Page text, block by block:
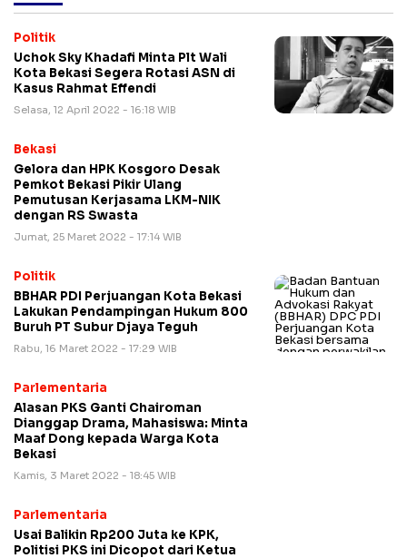
Politik
Uchok Sky Khadafi Minta Plt Wali
Kota Bekasi Segera Rotasi ASN di
Kasus Rahmat Effendi
Selasa, 12 April 2022 - 16:18 WIB
Bekasi
Gelora dan HPK Kosgoro Desak
Pemkot Bekasi Pikir Ulang
Pemutusan Kerjasama LKM-NIK
dengan RS Swasta
Jumat, 25 Maret 2022 - 17:14 WIB
Politik
BBHAR PDI Perjuangan Kota Bekasi
Lakukan Pendampingan Hukum 800
Buruh PT Subur Djaya Teguh
Rabu, 16 Maret 2022 - 17:29 WIB
Parlementaria
Alasan PKS Ganti Chairoman
Dianggap Drama, Mahasiswa: Minta
Maaf Dong kepada Warga Kota
Bekasi
Kamis, 3 Maret 2022 - 18:45 WIB
Parlementaria
Usai Balikin Rp200 Juta ke KPK,
Politisi PKS ini Dicopot dari Ketua